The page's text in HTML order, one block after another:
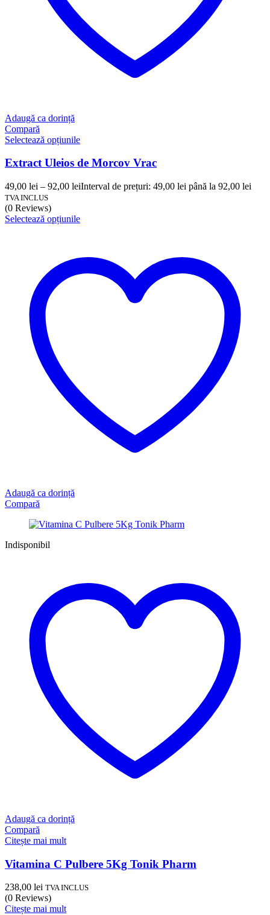
Adaugă ca dorință
Compară
Selectează opțiunile
Extract Uleios de Morcov Vrac
49,00 lei – 92,00 leiInterval de prețuri: 49,00 lei până la 92,00 lei
TVA INCLUS
(0 Reviews)
Selectează opțiunile
Adaugă ca dorință
Compară
Indisponibil
Adaugă ca dorință
Compară
Citește mai mult
Vitamina C Pulbere 5Kg Tonik Pharm
238,00 lei TVA INCLUS
(0 Reviews)
Citește mai mult